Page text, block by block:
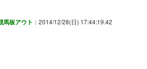
馬板アウト ：2014/12/28(日) 17:44:19.42